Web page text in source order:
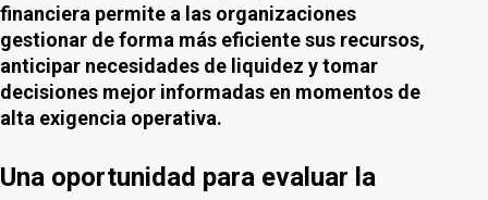
financiera permite a las organizaciones
gestionar de forma más eficiente sus recursos,
anticipar necesidades de liquidez y tomar
decisiones mejor informadas en momentos de
alta exigencia operativa.
Una oportunidad para evaluar la